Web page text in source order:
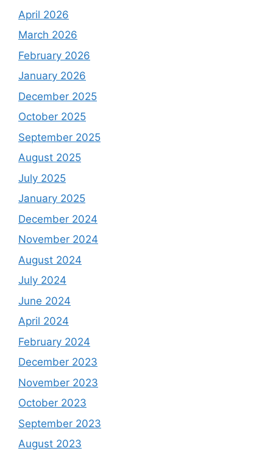
April 2026
March 2026
February 2026
January 2026
December 2025
October 2025
September 2025
August 2025
July 2025
January 2025
December 2024
November 2024
August 2024
July 2024
June 2024
April 2024
February 2024
December 2023
November 2023
October 2023
September 2023
August 2023